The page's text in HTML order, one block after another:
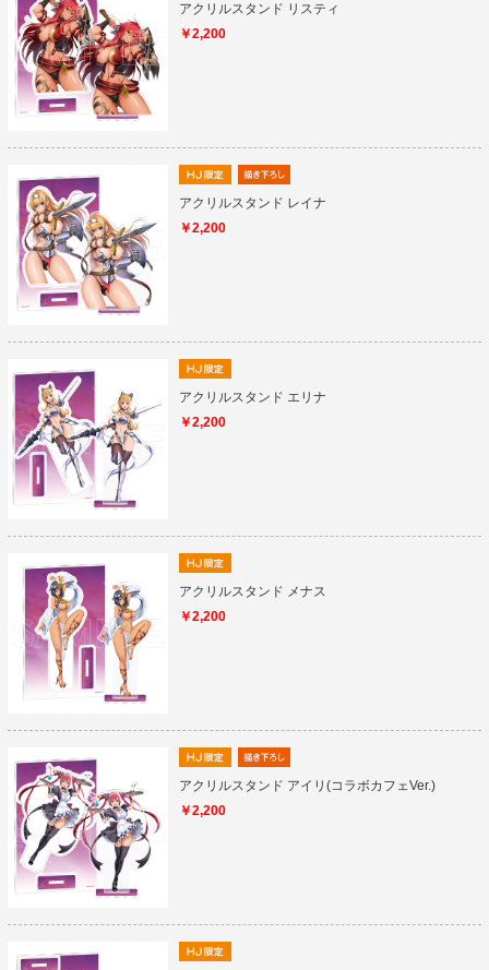
アクリルスタンド リスティ
￥2,200
アクリルスタンド レイナ
￥2,200
アクリルスタンド エリナ
￥2,200
アクリルスタンド メナス
￥2,200
アクリルスタンド アイリ(コラボカフェVer.)
￥2,200